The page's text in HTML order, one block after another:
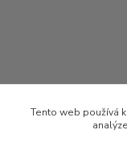
Tento web používá